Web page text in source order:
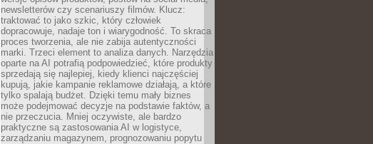
newsletterów czy scenariuszy filmów. Klucz:
traktować to jako szkic, który człowiek
dopracowuje, nadaje ton i wiarygodność. To skraca
proces tworzenia, ale nie zabija autentyczności
marki. Trzeci element to analiza danych. Narzędzia
oparte na AI potrafią podpowiedzieć, które produkty
sprzedają się najlepiej, kiedy klienci najczęściej
kupują, jakie kampanie reklamowe działają, a które
tylko spalają budżet. Dzięki temu mały biznes
może podejmować decyzje na podstawie faktów, a
nie przeczucia. Mniej oczywiste, ale bardzo
praktyczne są zastosowania AI w logistyce,
zarządzaniu magazynem, prognozowaniu popytu